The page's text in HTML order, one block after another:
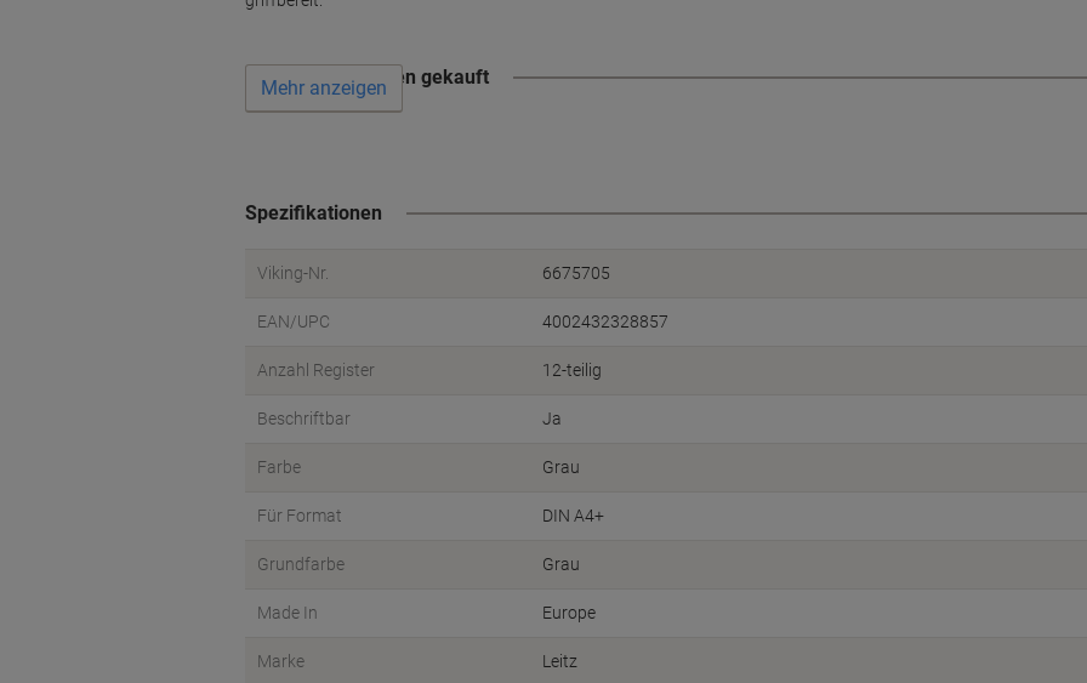
Wird oft zusammen gekauft
Mehr anzeigen
Spezifikationen
Viking-Nr. 6675705
EAN/UPC 4002432328857
Anzahl Register 12-teilig
Beschriftbar Ja
Farbe Grau
Für Format DIN A4+
Grundfarbe Grau
Made In Europe
Marke Leitz